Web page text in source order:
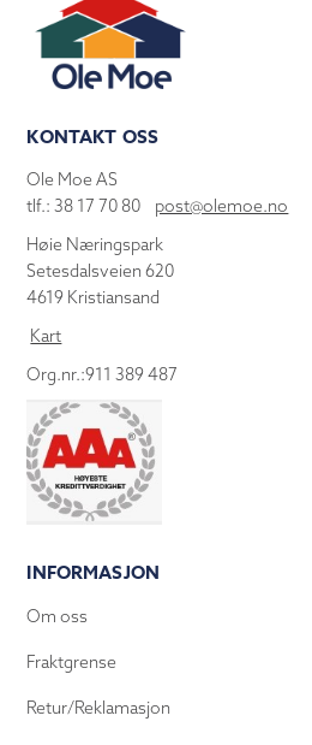
KONTAKT OSS
Ole Moe AS
tlf.: 38 17 70 80 post@olemoe.no
Høie Næringspark
Setesdalsveien 620
4619 Kristiansand
Kart
Org.nr.:911 389 487
INFORMASJON
Om oss
Fraktgrense
Retur/Reklamasjon